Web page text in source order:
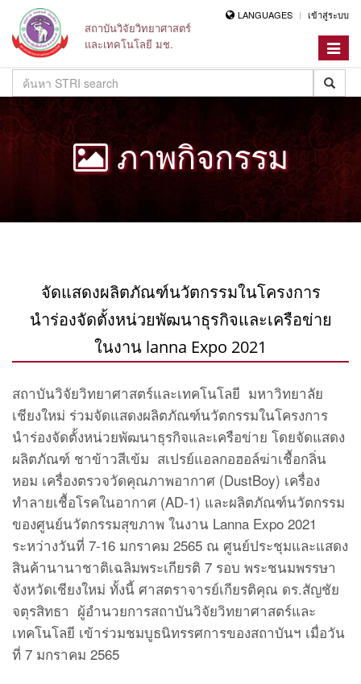
สถาบันวิจัยวิทยาศาสตร์
และเทคโนโลยี มช.
LANGUAGES เข้าสู่ระบบ
Toggle
ภาพกิจกรรม
จัดแสดงผลิตภัณฑ์นวัตกรรมในโครงการ
นำร่องจัดตั้งหน่วยพัฒนาธุรกิจและเครือข่าย
ในงาน lanna Expo 2021
สถาบันวิจัยวิทยาศาสตร์และเทคโนโลยี มหาวิทยาลัย
เชียงใหม่ ร่วมจัดแสดงผลิตภัณฑ์นวัตกรรมในโครงการ
นำร่องจัดตั้งหน่วยพัฒนาธุรกิจและเครือข่าย โดยจัดแสดง
ผลิตภัณฑ์ ชาข้าวสีเข้ม สเปรย์แอลกอฮอล์ฆ่าเชื้อกลิ่น
หอม เครื่องตรวจวัดคุณภาพอากาศ (DustBoy) เครื่อง
ทำลายเชื้อโรคในอากาศ (AD-1) และผลิตภัณฑ์นวัตกรรม
ของศูนย์นวัตกรรมสุขภาพ ในงาน Lanna Expo 2021
ระหว่างวันที่ 7-16 มกราคม 2565 ณ ศูนย์ประชุมและแสดง
สินค้านานาชาติเฉลิมพระเกียรติ 7 รอบ พระชนมพรรษา
จังหวัดเชียงใหม่ ทั้งนี้ ศาสตราจารย์เกียรติคุณ ดร.สัญชัย
จตุรสิทธา ผู้อำนวยการสถาบันวิจัยวิทยาศาสตร์และ
เทคโนโลยี เข้าร่วมชมบูธนิทรรศการของสถาบันฯ เมื่อวัน
ที่ 7 มกราคม 2565